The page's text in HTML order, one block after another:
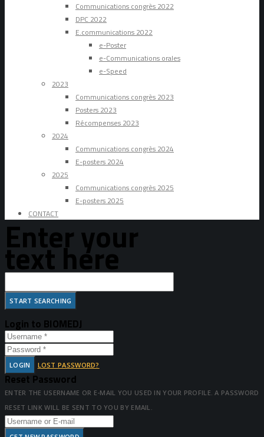
Communications congrès 2022
DPC 2022
E.communications 2022
e-Poster
e-Communications orales
e-Speed
2023
Communications congrès 2023
Posters 2023
Récompenses 2023
2024
Communications congrès 2024
E-posters 2024
2025
Communications congrès 2025
E-posters 2025
CONTACT
Enter your
text here
Login to BIOMEDJ
LOGIN LOST PASSWORD?
Reset Password
ENTER THE USERNAME OR E-MAIL YOU USED IN YOUR PROFILE. A PASSWORD
RESET LINK WILL BE SENT TO YOU BY EMAIL.